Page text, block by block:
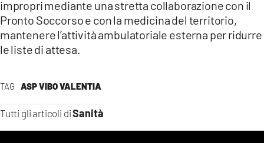
TAG ASP VIBO VALENTIA
Tutti gli articoli diSanità
impropri mediante una stretta collaborazione con il
Pronto Soccorso e con la medicina del territorio,
mantenere l’attività ambulatoriale esterna per ridurre
le liste di attesa.